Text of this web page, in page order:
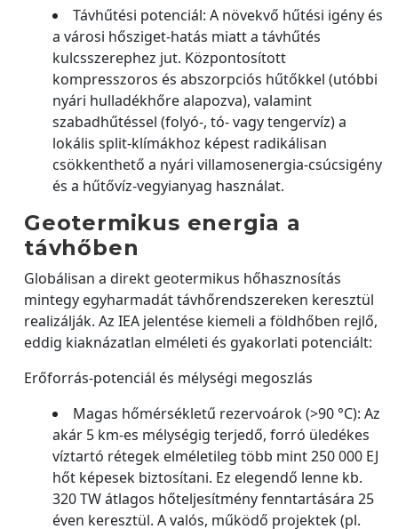
Távhűtési potenciál: A növekvő hűtési igény és
a városi hősziget-hatás miatt a távhűtés
kulcsszerephez jut. Központosított
kompresszoros és abszorpciós hűtőkkel (utóbbi
nyári hulladékhőre alapozva), valamint
szabadhűtéssel (folyó-, tó- vagy tengervíz) a
lokális split-klímákhoz képest radikálisan
csökkenthető a nyári villamosenergia-csúcsigény
és a hűtővíz-vegyianyag használat.
Geotermikus energia a
távhőben
Globálisan a direkt geotermikus hőhasznosítás
mintegy egyharmadát távhőrendszereken keresztül
realizálják. Az IEA jelentése kiemeli a földhőben rejlő,
eddig kiaknázatlan elméleti és gyakorlati potenciált:
Erőforrás-potenciál és mélységi megoszlás
Magas hőmérsékletű rezervoárok (>90 °C): Az
akár 5 km-es mélységig terjedő, forró üledékes
víztartó rétegek elméletileg több mint 250 000 EJ
hőt képesek biztosítani. Ez elegendő lenne kb.
320 TW átlagos hőteljesítmény fenntartására 25
éven keresztül. A valós, működő projektek (pl.